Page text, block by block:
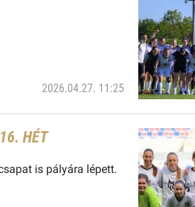
2026.04.27. 11:25
HÉT
is pályára lépett.